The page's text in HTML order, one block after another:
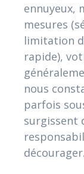
ennuyeux,
mesures
limitation
rapide),
nous
parfois
surgissent
décourager.